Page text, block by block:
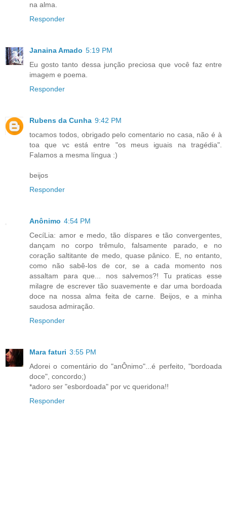
na alma.
Responder
Janaina Amado 5:19 PM
Eu gosto tanto dessa junção preciosa que você faz entre
imagem e poema.
Responder
Rubens da Cunha 9:42 PM
tocamos todos, obrigado pelo comentario no casa, não é à
toa que vc está entre "os meus iguais na tragédia".
Falamos a mesma língua :)
beijos
Responder
Anônimo 4:54 PM
CecíLia: amor e medo, tão díspares e tão convergentes,
dançam no corpo trêmulo, falsamente parado, e no
coração saltitante de medo, quase pânico. E, no entanto,
como não sabê-los de cor, se a cada momento nos
assaltam para que... nos salvemos?! Tu praticas esse
milagre de escrever tão suavemente e dar uma bordoada
doce na nossa alma feita de carne. Beijos, e a minha
saudosa admiração.
Responder
Mara faturi 3:55 PM
Adorei o comentário do "anÔnimo"...é perfeito, "bordoada
doce", concordo;)
*adoro ser "esbordoada" por vc queridona!!
Responder